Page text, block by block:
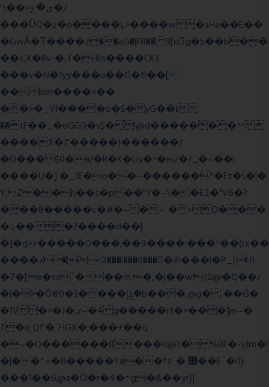
't��>͍ى�ݝ�/
���ǙQ�z�o����Ļ>����w�sHa��E��
�GwǞ�Τ����z��aG�|F8�� 9[og�S��b��
��s,X�Rv-�,T�Hks����CK3
���v�N�1yy���u��G�t!��[
��kon����<��
��>�_VI����o�$�yG��׆
��tF��_�oGG9�s$�l@d�������^^
����X�J"�����}������/
�O��� $0�ӫ/�R�K�Uy�^�ԋ/�?_�~��|
����U�] �_1E�o��~������*�Fz�\�|�
Y,Z��h��s�p��"Y�~\��E2�"V6�?
���8�����c�#�~�~`�<O���
�؋���?����d��|
�]�g>x�����D���;��9����:���^��(rx��
����ޡ�Pn<2���i���0���𩆿�Jh���l�P_}U}
�7�[e�so`���m.�,�|��w!(0@�Q��/
�i�>�Ó#0�3����ୱ�b���.@g� ,��G�
�1V�>�J�,z~�4g�����rf�>���]m~�
T�q Qf'�`HGX�;���+��q
�~�O������8���B@t� %BF�-yJm�!
�|��" =�8�����Ya��fz`� ޶��E`�0}
���1��6@a�Ȍ�r�4�^'g�&��yr}|